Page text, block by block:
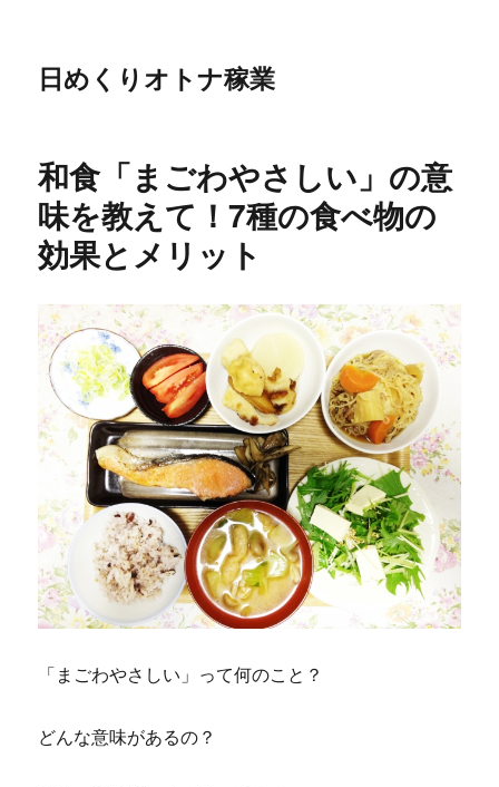
日めくりオトナ稼業
和食「まごわやさしい」の意
味を教えて！7種の食べ物の
効果とメリット
「まごわやさしい」って何のこと？
どんな意味があるの？